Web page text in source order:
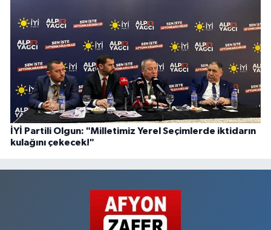
İYİ Partili Olgun: "Milletimiz Yerel Seçimlerde iktidarın
kulağını çekecek!"